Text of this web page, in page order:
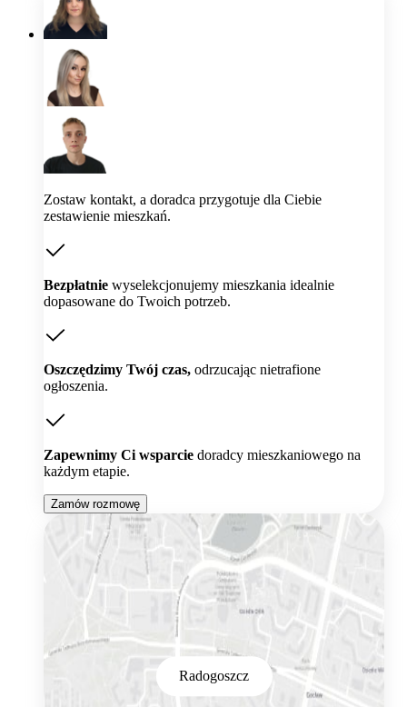
Zostaw kontakt, a doradca przygotuje dla Ciebie
zestawienie mieszkań.
Bezpłatnie wyselekcjonujemy mieszkania idealnie
dopasowane do Twoich potrzeb.
Oszczędzimy Twój czas, odrzucając nietrafione
ogłoszenia.
Zapewnimy Ci wsparcie doradcy mieszkaniowego na
każdym etapie.
Zamów rozmowę
Radogoszcz